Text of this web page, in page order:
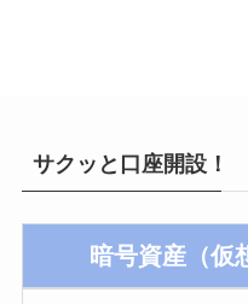
サクッと口座開設！
暗号資産（仮